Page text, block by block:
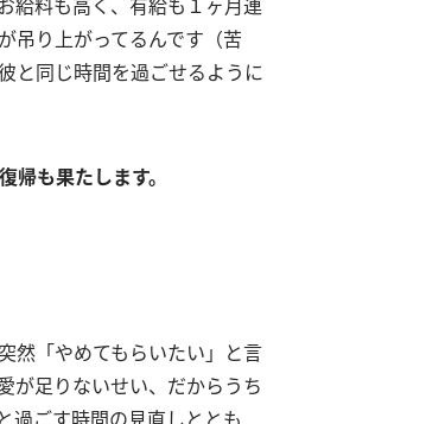
吊り上がってるんです（苦
と同じ時間を過ごせるように
も果たします。
然「やめてもらいたい」と言
が足りないせい、だからうち
ごす時間の見直しととも